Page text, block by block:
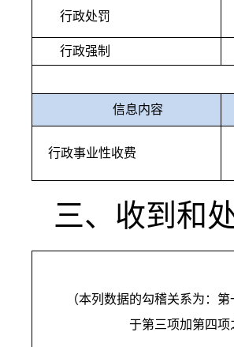
行政处罚
行政强制
信息内容
行政事业性收费
三、收到和
（本列数据的勾稽关系为：
于第三项加第四项